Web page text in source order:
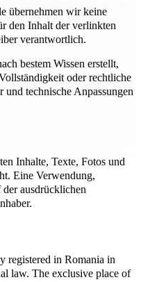
übernehmen wir keine
den Inhalt der verlinkten
verantwortlich.
bestem Wissen erstellt,
oder rechtliche
technische Anpassungen
Inhalte, Texte, Fotos und
Eine Verwendung,
ausdrücklichen
registered in Romania in
law. The exclusive place of